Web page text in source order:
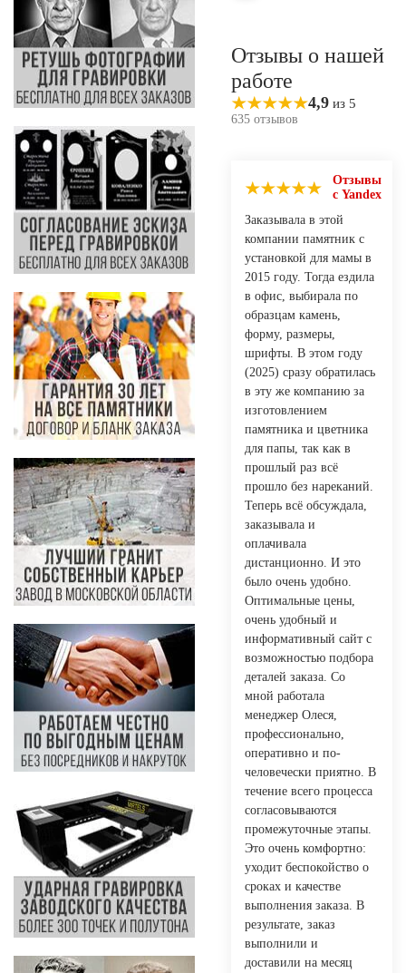
Отзывы о нашей
работе
4,9 из 5
635 отзывов
Отзывы
с Yandex
Заказывала в этой
компании памятник с
установкой для мамы в
2015 году. Тогда ездила
в офис, выбирала по
образцам камень,
форму, размеры,
шрифты. В этом году
(2025) сразу обратилась
в эту же компанию за
изготовлением
памятника и цветника
для папы, так как в
прошлый раз всё
прошло без нареканий.
Теперь всё обсуждала,
заказывала и
оплачивала
дистанционно. И это
было очень удобно.
Оптимальные цены,
очень удобный и
информативный сайт с
возможностью подбора
деталей заказа. Со
мной работала
менеджер Олеся,
профессионально,
оперативно и по-
человечески приятно. В
течение всего процесса
согласовываются
промежуточные этапы.
Это очень комфортно:
уходит беспокойство о
сроках и качестве
выполнения заказа. В
результате, заказ
выполнили и
доставили на месяц